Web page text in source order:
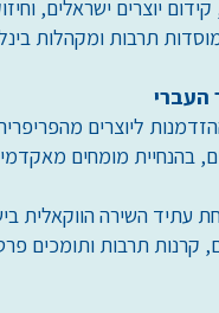
יוצרים ישראלים,
תרבות ומקהלות
ליוצרים
בהנחיית מומחים
עתיד השירה הווקאלית
תרבות ותומכים